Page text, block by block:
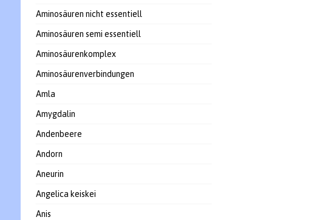
Aminosäuren nicht essentiell
Aminosäuren semi essentiell
Aminosäurenkomplex
Aminosäurenverbindungen
Amla
Amygdalin
Andenbeere
Andorn
Aneurin
Angelica keiskei
Anis